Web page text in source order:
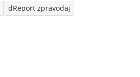
dReport zpravodaj